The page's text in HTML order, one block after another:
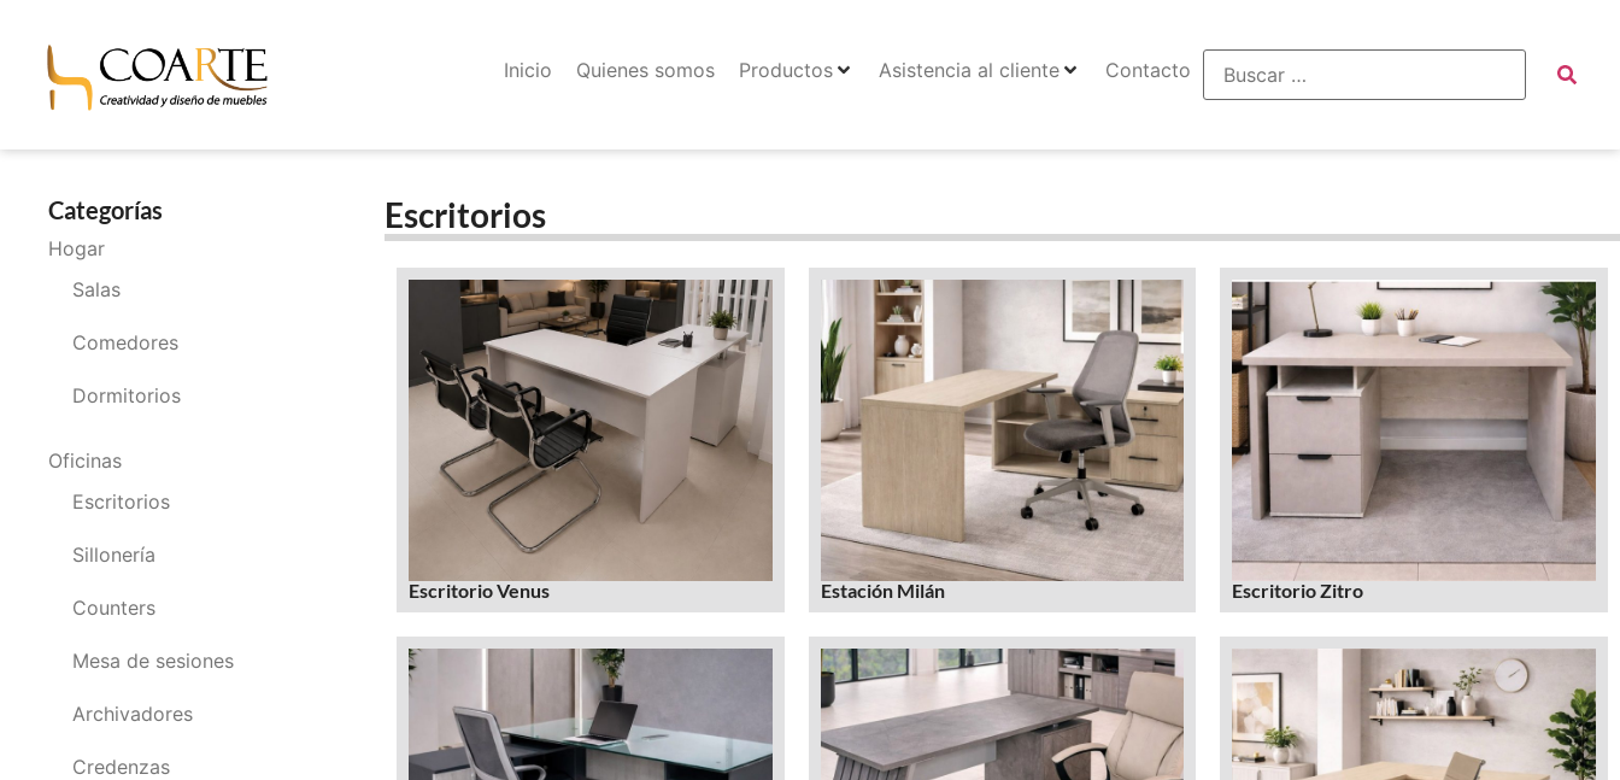
Inicio Quienes somos Productos Asistencia al cliente Contacto
Categorías
Hogar
Salas
Comedores
Dormitorios
Oficinas
Escritorios
Sillonería
Counters
Mesa de sesiones
Archivadores
Credenzas
Escritorios
Escritorio Venus Estación Milán Escritorio Zitro